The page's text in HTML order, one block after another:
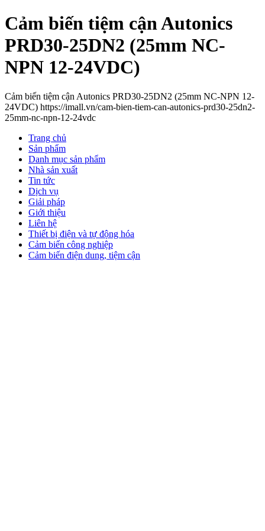
Cảm biến tiệm cận Autonics
PRD30-25DN2 (25mm NC-
NPN 12-24VDC)
Cảm biến tiệm cận Autonics PRD30-25DN2 (25mm NC-NPN 12-
24VDC) https://imall.vn/cam-bien-tiem-can-autonics-prd30-25dn2-
25mm-nc-npn-12-24vdc
Trang chủ
Sản phẩm
Danh mục sản phẩm
Nhà sản xuất
Tin tức
Dịch vụ
Giải pháp
Giới thiệu
Liên hệ
Thiết bị điện và tự động hóa
Cảm biến công nghiệp
Cảm biến điện dung, tiệm cận